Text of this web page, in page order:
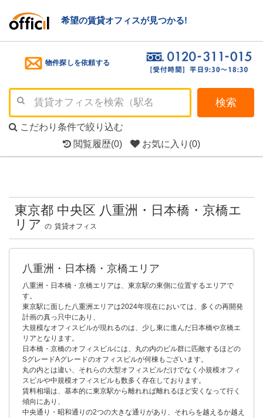
希望の賃貸オフィスが見つかる!
物件探しを依頼する
検索
こだわり条件で絞り込む
閲覧履歴(0) お気に入り (0)
東京都 中央区 八重洲・日本橋・京橋エ
リア の 賃貸オフィス
八重洲・日本橋・京橋エリア
八重洲・日本橋・京橋エリアは、東京駅の東側に位置するエリアで
す。
東京駅に面した八重洲エリアは2024年現在においては、多くの再開発
計画の真っ只中にあり、
大規模なオフィスビルが現れるのは、少し東に進んだ日本橋や京橋エ
リアとなります。
日本橋・京橋のオフィスビルには、丸の内のビル群に匹敵するほどの
SグレードAグレードのオフィスビルが何棟もございます。
丸の内とは違い、それらの大型オフィスビルだけでなく小規模オフィ
スビルや中規模オフィスビルも数多く存在しております。
賃料相場は、基本的に東京駅から離れれば離れるほど安くなって行く
傾向にあり、
中央通り・昭和通りの2つの大きな通りがあり、それらを越えるか越え